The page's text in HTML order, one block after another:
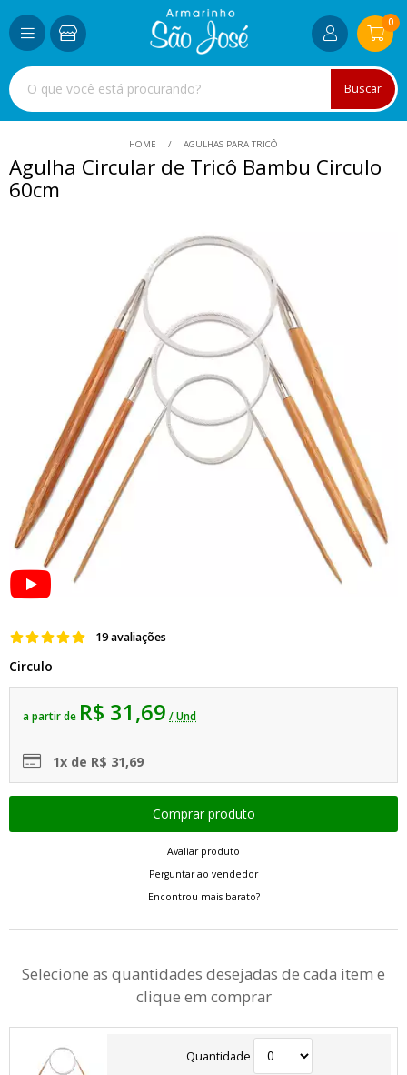
Buscar
0
HOME AGULHAS PARA TRICÔ
Agulha Circular de Tricô Bambu Circulo
60cm
19 avaliações
Circulo
a partir de R$ 31,69 / Und
1x de R$ 31,69
Avaliar produto
Perguntar ao vendedor
Encontrou mais barato?
Selecione as quantidades desejadas de cada item e
clique em comprar
Quantidade